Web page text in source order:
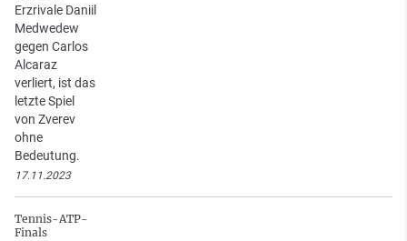
Erzrivale Daniil
Medwedew
gegen Carlos
Alcaraz
verliert, ist das
letzte Spiel
von Zverev
ohne
Bedeutung.
17.11.2023
Tennis-ATP-
Finals